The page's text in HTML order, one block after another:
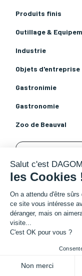
Produits finis
Outillage &
Industrie
Objets d'entreprise
Gastronimie
Gastronomie
Zoo de Beauval
Aucun article
Salut c'est
les Cookies
On a attendu d'être sûrs
ce site vous intéresse
déranger, mais on
visite...
C'est OK pour vous ?
Non merci